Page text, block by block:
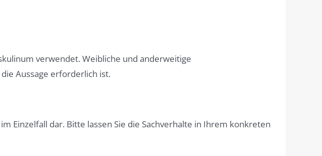
verwendet. Weibliche und anderweitige
Aussage erforderlich ist.
Einzelfall dar. Bitte lassen Sie die Sachverhalte in Ihrem konkreten